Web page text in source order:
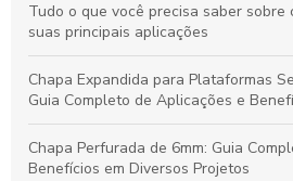
Tudo o que você precisa saber sobre
suas principais aplicações
Chapa Expandida para Plataformas
Guia Completo de Aplicações e
Chapa Perfurada de 6mm: Guia
Benefícios em Diversos Projetos